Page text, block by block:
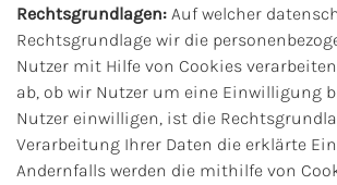
Rechtsgrundlagen: Auf welcher
Rechtsgrundlage wir die
Nutzer mit Hilfe von Cookies
ab, ob wir Nutzer um eine Einwilligung
Nutzer einwilligen, ist die
Verarbeitung Ihrer Daten die erklärte
Andernfalls werden die mithilfe von